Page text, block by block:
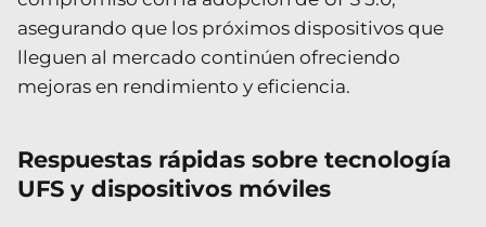
asegurando que los próximos dispositivos que
lleguen al mercado continúen ofreciendo
mejoras en rendimiento y eficiencia.
Respuestas rápidas sobre tecnología
UFS y dispositivos móviles